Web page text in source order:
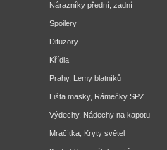
Nárazníky přední, zadní
Spoilery
Difuzory
Křídla
Prahy, Lemy blatníků
Lišta masky, Rámečky SPZ
Výdechy, Nádechy na kapotu
Mračítka, Kryty světel